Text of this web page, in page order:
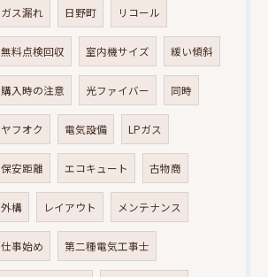
ガス漏れ 日野町 リコール
無料点検回収 室内機サイズ 緩い傾斜
購入時の注意 光ファイバー 同時
ヤフオク 電気設備 LPガス
保安距離 エコキュート 古物商
外構 レイアウト メンテナンス
仕事始め 第二種電気工事士